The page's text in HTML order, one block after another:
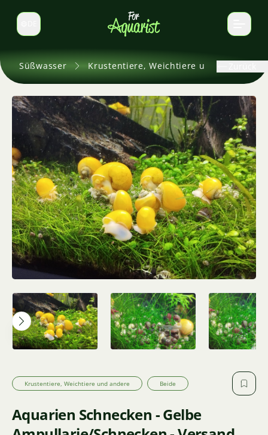
Sprache wechseln
Süßwasser Krustentiere, Weichtiere und andere
Krustentiere, Weichtiere und andere Beide
Aquarien Schnecken - Gelbe